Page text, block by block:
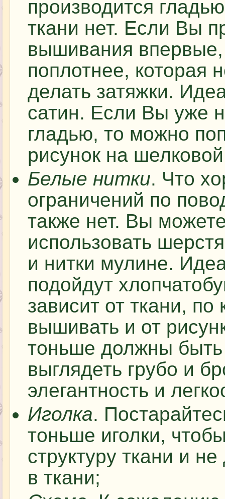
производится
ткани нет. Если Вы
вышивания впервые,
поплотнее, которая
делать затяжки.
сатин. Если Вы уже
гладью, то можно
рисунок на
Белые нитки. Что
ограничений по
также нет. Вы
использовать
и нитки мулине.
подойдут
зависит от ткани,
вышивать и от
тоньше должны быть
выглядеть грубо и
элегантность и
Иголка.
тоньше иголки,
структуру ткани и
в ткани;